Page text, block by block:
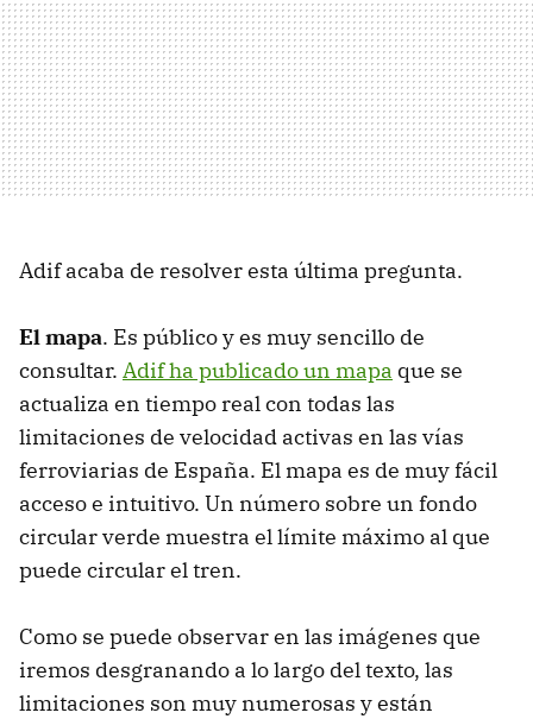
Adif acaba de resolver esta última pregunta.
El mapa. Es público y es muy sencillo de
consultar. Adif ha publicado un mapa que se
actualiza en tiempo real con todas las
limitaciones de velocidad activas en las vías
ferroviarias de España. El mapa es de muy fácil
acceso e intuitivo. Un número sobre un fondo
circular verde muestra el límite máximo al que
puede circular el tren.
Como se puede observar en las imágenes que
iremos desgranando a lo largo del texto, las
limitaciones son muy numerosas y están